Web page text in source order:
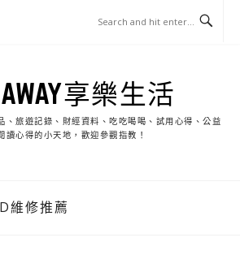
享樂生活
、旅遊記錄、財經資料、吃吃喝喝、試用心得、公益
讀心得的小天地，歡迎參觀指教！
維修推薦